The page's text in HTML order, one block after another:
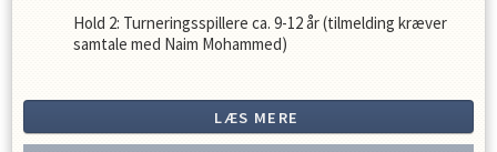
Hold 2: Turneringsspillere ca. 9-12 år (tilmelding kræver
samtale med Naim Mohammed)
Kontingentsatser 26-27:LÆS MERE